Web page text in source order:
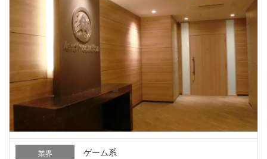
業界 ゲーム系